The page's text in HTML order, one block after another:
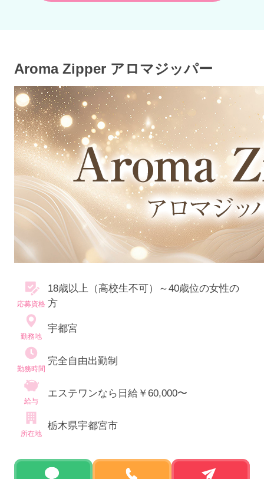
Aroma Zipper アロマジッパー
応募資格
18歳以上（高校生不可）～40歳位の女性の
方
勤務地
宇都宮
勤務時間
完全自由出勤制
給与
エステワンなら日給￥60,000〜
所在地
栃木県宇都宮市